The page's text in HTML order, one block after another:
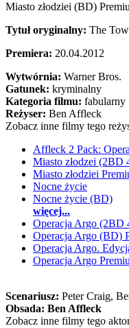
Miasto złodziei (BD)
Tytuł oryginalny: The
Premiera: 20.04.2012
Wytwórnia: Warner Bros.
Gatunek: kryminalny
Kategoria filmu: fabularny
Reżyser: Ben Affleck
Zobacz inne filmy tego
Affleck 2 Pack:
Miasto złodzei (2BD
Miasto złodziei
Nocne życie
Nocne życie (BD)
więcej...
Operacja Argo (2BD
Operacja Argo (BD)
Operacja Argo.
Operacja Argo
Scenariusz: Peter Craig,
Obsada: Ben Affleck
Zobacz inne filmy tego